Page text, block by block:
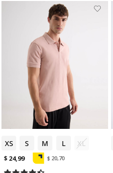
XS S M L XL
$ 24,99 $ 20,70